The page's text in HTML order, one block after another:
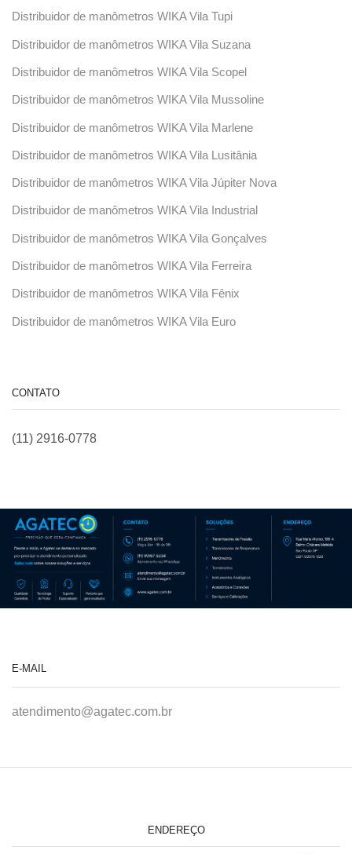
Distribuidor de manômetros WIKA Vila Tupi
Distribuidor de manômetros WIKA Vila Suzana
Distribuidor de manômetros WIKA Vila Scopel
Distribuidor de manômetros WIKA Vila Mussoline
Distribuidor de manômetros WIKA Vila Marlene
Distribuidor de manômetros WIKA Vila Lusitânia
Distribuidor de manômetros WIKA Vila Júpiter Nova
Distribuidor de manômetros WIKA Vila Industrial
Distribuidor de manômetros WIKA Vila Gonçalves
Distribuidor de manômetros WIKA Vila Ferreira
Distribuidor de manômetros WIKA Vila Fênix
Distribuidor de manômetros WIKA Vila Euro
CONTATO
(11) 2916-0778
E-MAIL
atendimento@agatec.com.br
ENDEREÇO